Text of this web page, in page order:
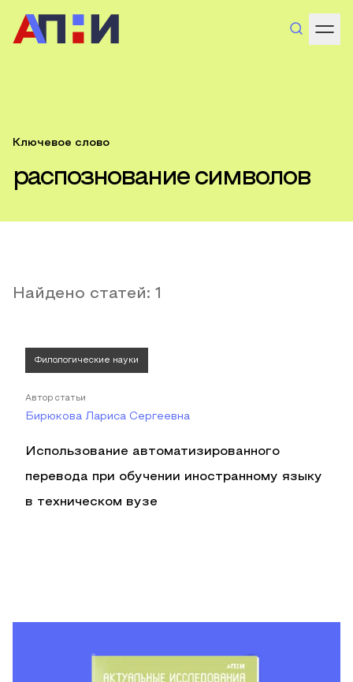
Ключевое слово
распознование символов
Найдено статей: 1
Филологические науки
Автор статьи
Бирюкова Лариса Сeргеевна
Использование автоматизированного
перевода при обучении иностранному языку
в техническом вузе